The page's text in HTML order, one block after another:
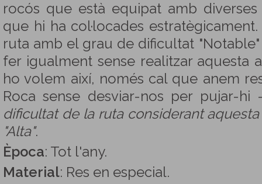
rocós que està equipat amb diverses
que hi ha col·locades
ruta amb el grau de dificultat
fer igualment sense realitzar aquesta
ho volem així, només cal que anem
Roca sense desviar-nos per pujar-
dificultat de la ruta considerant
"Alta".
Època: Tot l'any.
Material: Res en especial.